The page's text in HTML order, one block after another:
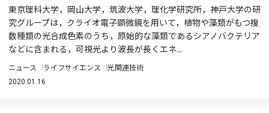
東京理科大学，岡山大学，筑波大学，理化学研究所，神戸大学の研
究グループは，クライオ電子顕微鏡を用いて，植物や藻類がもつ複
数種類の光合成色素のうち，原始的な藻類であるシアノバクテリア
などに含まれる，可視光より波長が長くエネ...
ニュース ライフサイエンス 光関連技術
2020.01.16